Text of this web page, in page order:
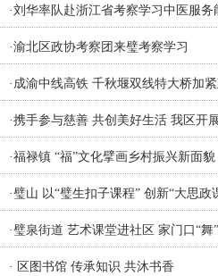
·刘华率队赴浙江省考察学习中医服务
·渝北区政协考察团来璧考察学习
· 成渝中线高铁 千秋堰双线特大桥加
·携手参与慈善 共创美好生活 我区开
·福禄镇 “福”文化擘画乡村振兴新面貌
·璧山 以“璧生扣子课程” 创新“大思政
·璧泉街道 艺术课堂进社区 家门口“舞
· 区图书馆 传承知识 共沐书香